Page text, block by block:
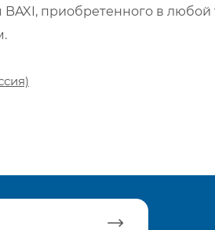
приобретенного в любой